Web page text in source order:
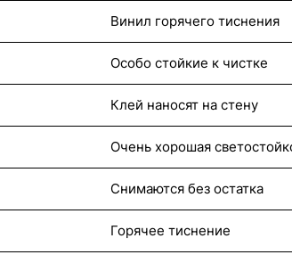
Винил горячего тиснения
Особо стойкие к чистке
Клей наносят на стену
Очень хорошая
Снимаются без остатка
Горячее тиснение